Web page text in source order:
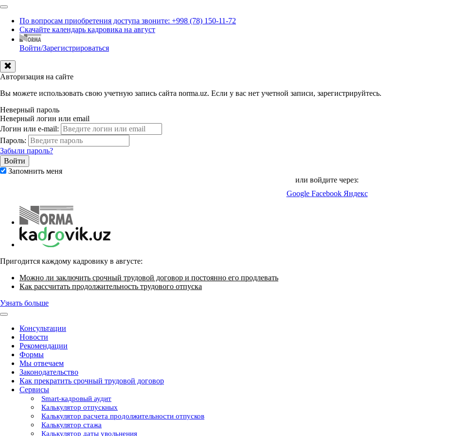
По вопросам приобретения доступа звоните: +998 (78) 150-11-72
Скачайте календарь кадровика на август
Войти/Зарегистрироваться
Авторизация на сайте
Вы можете использовать свою учетную запись сайта norma.uz. Если у вас нет учетной записи, зарегистрируйтесь.
Неверный пароль
Неверный логин или email
Логин или e-mail:
Пароль:
Забыли пароль?
Запомнить меня
или войдите через:
Google Facebook Яндекс
Пригодится каждому кадровику в августе:
Можно ли заключить срочный трудовой договор и постоянно его продлевать
Как рассчитать продолжительность трудового отпуска
Узнать больше
Консультации
Новости
Рекомендации
Формы
Мы отвечаем
Законодательство
Как прекратить срочный трудовой договор
Сервисы
Smart-кадровый аудит
Калькулятор отпускных
Калькулятор расчета продолжительности отпусков
Калькулятор стажа
Калькулятор даты увольнения